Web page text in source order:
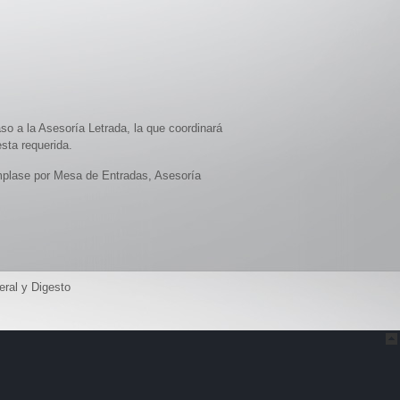
a la Asesoría Letrada, la que coordinará
requerida.
por Mesa de Entradas, Asesoría
y Digesto